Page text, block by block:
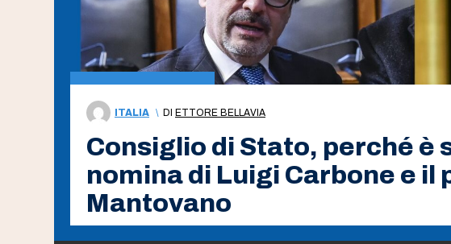
ITALIA \ DI ETTORE BELLAVIA
Consiglio di Stato, perché è
nomina di Luigi Carbone e il
Mantovano